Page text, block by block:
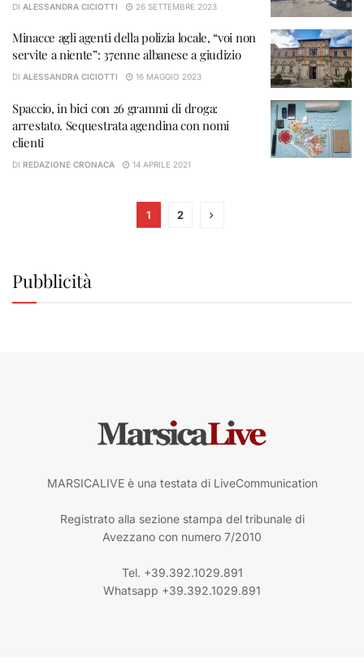
DI ALESSANDRA CICIOTTI 26 SETTEMBRE 2023
Minacce agli agenti della polizia locale, “voi non
servite a niente”: 37enne albanese a giudizio
DI ALESSANDRA CICIOTTI 16 MAGGIO 2023
Spaccio, in bici con 26 grammi di droga:
arrestato. Sequestrata agendina con nomi
clienti
DI REDAZIONE CRONACA 14 APRILE 2021
1 2
Pubblicità
MARSICALIVE è una testata di LiveCommunication
Registrato alla sezione stampa del tribunale di
Avezzano con numero 7/2010
Tel. +39.392.1029.891
Whatsapp +39.392.1029.891